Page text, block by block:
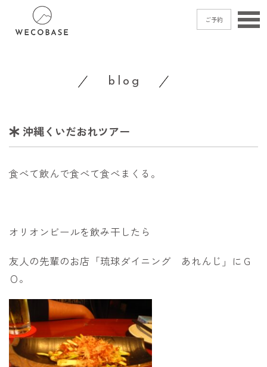
ご予約
shop
contact
ご予約→
blog
沖縄くいだおれツアー
食べて飲んで食べて食べまくる。
オリオンビールを飲み干したら
友人の先輩のお店「琉球ダイニング あれんじ」にＧ
Ｏ。